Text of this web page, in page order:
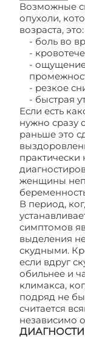
Возможные
опухоли,
возраста, это:
- боль во
-
-
- резкое
- быстрая
Если есть
нужно сразу
раньше это
практически
женщины
В период,
симптомов
выделения
скудными.
если вдруг
обильнее и
климакса,
подряд не
считается
независимо